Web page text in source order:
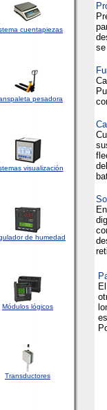
cuentapiezas
pesadora
visualización
de humedad
Módulos lógicos
Transductores